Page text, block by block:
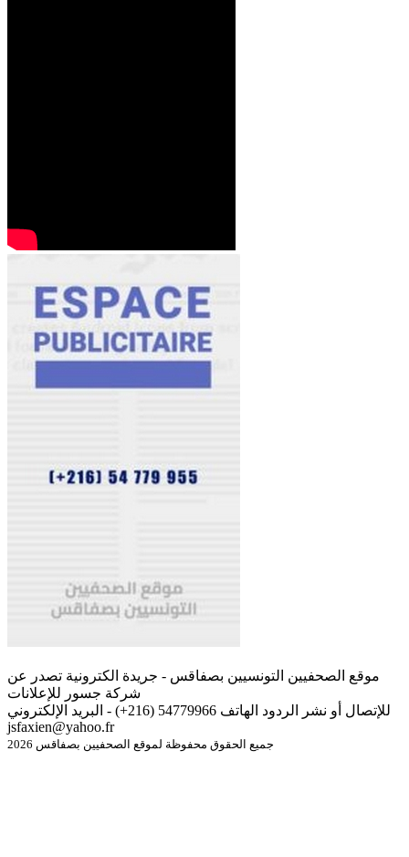
موقع الصحفيين التونسيين بصفاقس - جريدة الكترونية تصدر عن
شركة جسور للإعلانات
للإتصال أو نشر الردود الهاتف 54779966 (216+) - البريد الإلكتروني
jsfaxien@yahoo.fr
جميع الحقوق محفوظة لموقع الصحفيين بصفاقس 2026